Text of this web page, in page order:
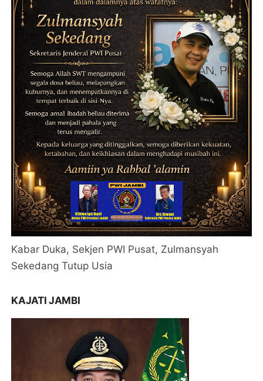
Kabar Duka, Sekjen PWI Pusat, Zulmansyah
Sekedang Tutup Usia
KAJATI JAMBI